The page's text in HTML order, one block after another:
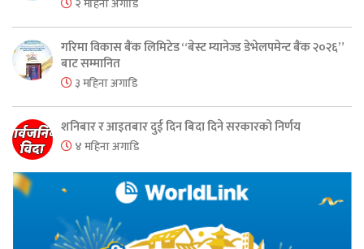
२ महिना अगाडि
गरिमा विकास बैंक लिमिटेड “बेस्ट म्यानेज्ड डेभेलपमेन्ट बैंक २०२६”
बाट सम्मानित
३ महिना अगाडि
शनिबार र आइतबार दुई दिन बिदा दिने सरकारको निर्णय
४ महिना अगाडि